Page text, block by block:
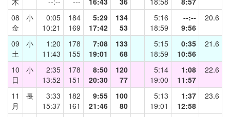
08
金
小
0:05
10:21
184
169
5:29
17:42
134
53
5:16
18:59
--:--
9:56
20.6
09
土
小
1:20
11:43
178
155
7:08
19:01
133
68
5:15
18:59
0:35
10:56
21.6
10
日
小
2:35
13:52
178
151
8:50
20:30
120
77
5:14
19:00
1:08
11:57
22.6
11
月
長
3:33
15:37
182
161
9:55
21:46
100
80
5:13
19:01
1:37
12:58
23.6